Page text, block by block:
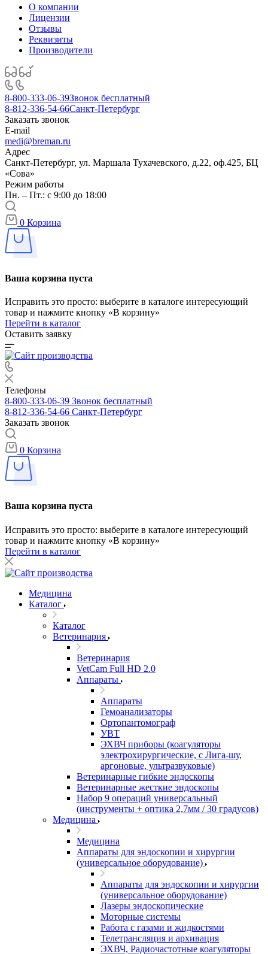
О компании
Лицензии
Отзывы
Реквизиты
Производители
8-800-333-06-39Звонок бесплатный
8-812-336-54-66Санкт-Петербург
Заказать звонок
E-mail
medi@breman.ru
Адрес
Санкт-Петербург, ул. Маршала Тухачевского, д.22, оф.425, БЦ
«Сова»
Режим работы
Пн. – Пт.: с 9:00 до 18:00
0 Корзина
Ваша корзина пуста
Исправить это просто: выберите в каталоге интересующий
товар и нажмите кнопку «В корзину»
Перейти в каталог
Оставить заявку
Телефоны
8-800-333-06-39 Звонок бесплатный
8-812-336-54-66 Санкт-Петербург
Заказать звонок
0 Корзина
Ваша корзина пуста
Исправить это просто: выберите в каталоге интересующий
товар и нажмите кнопку «В корзину»
Перейти в каталог
Медицина
Каталог
Каталог
Ветеринария
Ветеринария
VetCam Full HD 2.0
Аппараты
Аппараты
Гемоанализаторы
Ортопантомограф
УВТ
ЭХВЧ приборы (коагуляторы
электрохирургические, с Лига-шу,
аргоновые, ультразвуковые)
Ветеринарные гибкие эндоскопы
Ветеринарные жесткие эндоскопы
Набор 9 операций универсальный
(инструменты + оптика 2,7мм / 30 градусов)
Медицина
Медицина
Аппараты для эндоскопии и хирургии
(универсальное оборудование)
Аппараты для эндоскопии и хирургии
(универсальное оборудование)
Лазеры эндоскопические
Моторные системы
Работа с газами и жидкостями
Телетрансляция и архивация
ЭХВЧ, Радиочастотные коагуляторы